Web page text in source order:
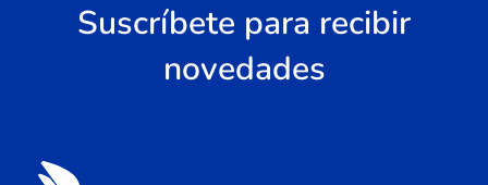
Suscríbete para recibir
novedades